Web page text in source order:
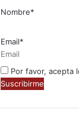
Nombre*
Email*
Por favor, acepta